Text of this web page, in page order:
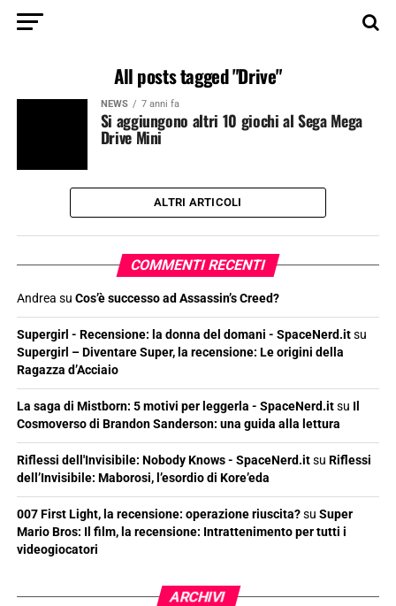
All posts tagged "Drive"
NEWS 7 anni fa
Si aggiungono altri 10 giochi al Sega Mega
Drive Mini
ALTRI ARTICOLI
COMMENTI RECENTI
Andrea su Cos’è successo ad Assassin’s Creed?
Supergirl - Recensione: la donna del domani - SpaceNerd.itsu
Supergirl – Diventare Super, la recensione: Le origini della
Ragazza d’Acciaio
La saga di Mistborn: 5 motivi per leggerla - SpaceNerd.itsu Il
Cosmoverso di Brandon Sanderson: una guida alla lettura
Riflessi dell'Invisibile: Nobody Knows - SpaceNerd.itsu Riflessi
dell’Invisibile: Maborosi, l’esordio di Kore’eda
007 First Light, la recensione: operazione riuscita?su Super
Mario Bros: Il film, la recensione: Intrattenimento per tutti i
videogiocatori
ARCHIVI